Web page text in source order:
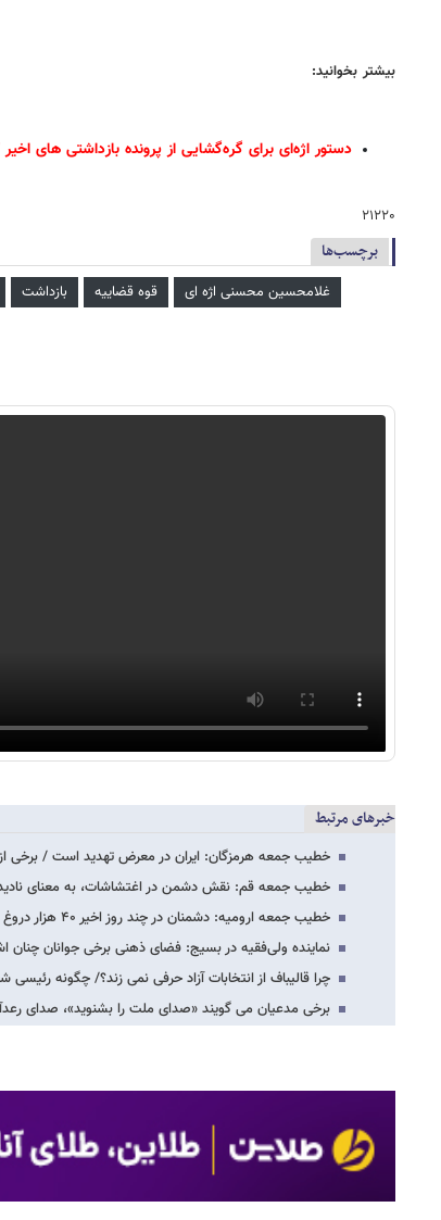
بیشتر بخوانید:
دستور اژه‌ای برای گره‌گشایی از پرونده بازداشتی های اخیر
۲۱۲۲۰
برچسب‌ها
غلامحسین محسنی اژه‌ ای قوه قضاییه بازداشت
خبرهای مرتبط
خطیب جمعه هرمزگان: ایران در معرض تهدید است / برخی
خطیب جمعه قم: نقش دشمن در اغتشاشات، به معنای نادیده
خطیب جمعه ارومیه: دشمنان در چند روز اخیر ۴۰ هزار دروغ رسانه‌ای پخش کردند/ یک میلیون…
نماینده ولی‌فقیه در بسیج: فضای ذهنی برخی جوانان چنان
چرا قالیباف از انتخابات آزاد حرفی نمی زند؟/ چگونه رئیسی
برخی مدعیان می گویند «صدای ملت را بشنوید»، صدای رعدآسای